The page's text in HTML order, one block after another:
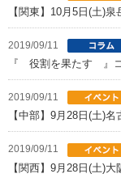
【関東】10月5日(土)
2019/09/11
『 役割を果たす 』コ
2019/09/11
【中部】9月28日(土)
2019/09/11
【関西】9月28日(土)